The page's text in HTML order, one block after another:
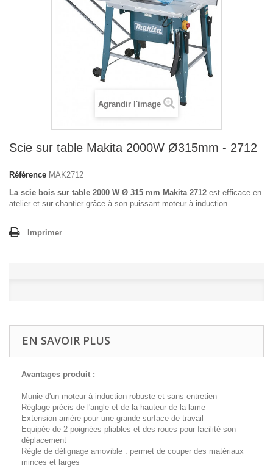
Agrandir l'image
Scie sur table Makita 2000W Ø315mm - 2712
Référence MAK2712
La scie bois sur table 2000 W Ø 315 mm Makita 2712 est efficace en
atelier et sur chantier grâce à son puissant moteur à induction.
Imprimer
EN SAVOIR PLUS
Avantages produit :
Munie d'un moteur à induction robuste et sans entretien
Réglage précis de l'angle et de la hauteur de la lame
Extension arrière pour une grande surface de travail
Equipée de 2 poignées pliables et des roues pour facilité son
déplacement
Règle de délignage amovible : permet de couper des matériaux
minces et larges